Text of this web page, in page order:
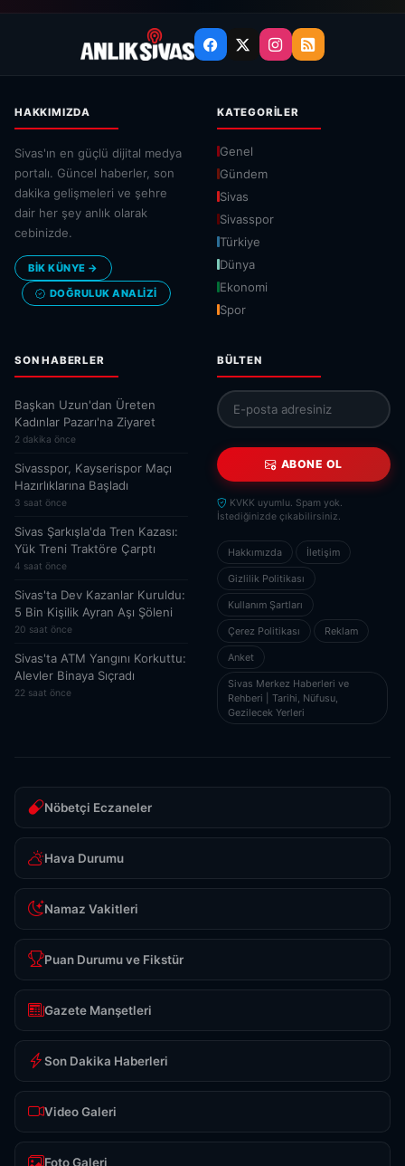
HAKKIMIZDA
Sivas'ın en güçlü dijital medya
portalı. Güncel haberler, son
dakika gelişmeleri ve şehre
dair her şey anlık olarak
cebinizde.
BİK KÜNYE →
DOĞRULUK ANALIZI
KATEGORILER
Genel
Gündem
Sivas
Sivasspor
Türkiye
Dünya
Ekonomi
Spor
SON HABERLER
Başkan Uzun'dan Üreten
Kadınlar Pazarı'na Ziyaret
2 dakika önce
Sivasspor, Kayserispor Maçı
Hazırlıklarına Başladı
3 saat önce
Sivas Şarkışla'da Tren Kazası:
Yük Treni Traktöre Çarptı
4 saat önce
Sivas'ta Dev Kazanlar Kuruldu:
5 Bin Kişilik Ayran Aşı Şöleni
20 saat önce
Sivas'ta ATM Yangını Korkuttu:
Alevler Binaya Sıçradı
22 saat önce
BÜLTEN
ABONE OL
KVKK uyumlu. Spam yok.
İstediğinizde çıkabilirsiniz.
Hakkımızda İletişim
Gizlilik Politikası
Kullanım Şartları
Çerez Politikası Reklam
Anket
Sivas Merkez Haberleri ve
Rehberi | Tarihi, Nüfusu,
Gezilecek Yerleri
Nöbetçi Eczaneler
Hava Durumu
Namaz Vakitleri
Puan Durumu ve Fikstür
Gazete Manşetleri
Son Dakika Haberleri
Video Galeri
Foto Galeri